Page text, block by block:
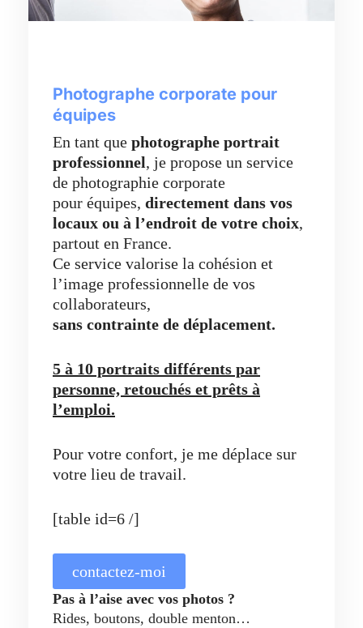
Photographe corporate pour
équipes
En tant que photographe portrait
professionnel, je propose un service
de photographie corporate
pour équipes, directement dans vos
locaux ou à l’endroit de votre choix,
partout en France.
Ce service valorise la cohésion et
l’image professionnelle de vos
collaborateurs,
sans contrainte de déplacement.
5 à 10 portraits différents par
personne, retouchés et prêts à
l’emploi.
Pour votre confort, je me déplace sur
votre lieu de travail.
[table id=6 /]
contactez-moi
Pas à l’aise avec vos photos ?
Rides, boutons, double menton…